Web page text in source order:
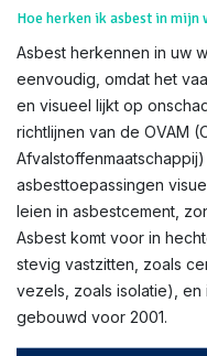
Hoe herken ik asbest in mijn
Asbest herkennen in uw
eenvoudig, omdat het
en visueel lijkt op
richtlijnen van de OVAM
asbesttoepassingen
leien in asbestcement,
Asbest komt voor in
stevig vastzitten, zoals
vezels, zoals isolatie),
gebouwd voor 2001.